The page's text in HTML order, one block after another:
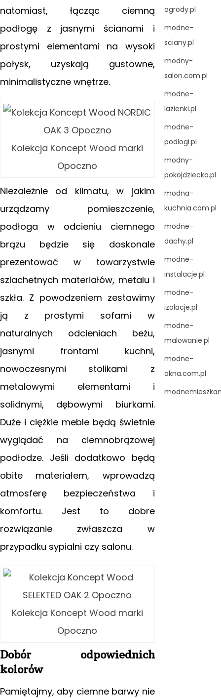
natomiast, łącząc ciemną
podłogę z jasnymi ścianami i
prostymi elementami na wysoki
połysk, uzyskają gustowne,
minimalistyczne wnętrze.
Kolekcja Koncept Wood marki
Opoczno
Niezależnie od klimatu, w jakim
urządzamy pomieszczenie,
podłoga w odcieniu ciemnego
brązu będzie się doskonale
prezentować w towarzystwie
szlachetnych materiałów, metalu i
szkła. Z powodzeniem zestawimy
ją z prostymi sofami w
naturalnych odcieniach beżu,
jasnymi frontami kuchni,
nowoczesnymi stolikami z
metalowymi elementami i
solidnymi, dębowymi biurkami.
Duże i ciężkie meble będą świetnie
wyglądać na ciemnobrązowej
podłodze. Jeśli dodatkowo będą
obite materiałem, wprowadzą
atmosferę bezpieczeństwa i
komfortu. Jest to dobre
rozwiązanie zwłaszcza w
przypadku sypialni czy salonu.
Kolekcja Koncept Wood marki
Opoczno
Dobór odpowiednich
kolorów
Pamiętajmy, aby ciemne barwy nie
ogrody.pl
modne-
sciany.pl
modny-
salon.com.pl
modne-
lazienki.pl
modne-
podlogi.pl
modny-
pokojdziecka.pl
modna-
kuchnia.com.pl
modne-
dachy.pl
modne-
instalacje.pl
modne-
izolacje.pl
modne-
malowanie.pl
modne-
okna.com.pl